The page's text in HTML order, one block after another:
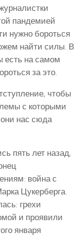
пандемией
нужно бороться
найти силы. В
есть на самом
за это.
чтобы
с которыми
нас сюда
пять лет назад,
война с
Цукерберга.
грехи
и проявили
января